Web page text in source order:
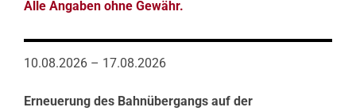
Alle Angaben ohne Gewähr.
10.08.2026 – 17.08.2026
Erneuerung des Bahnübergangs auf der